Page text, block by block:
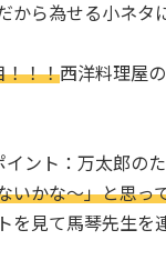
ら為せる小ネタ
！！！西洋料理屋
イント：万太郎の
いかな〜」と思っ
見て馬琴先生を